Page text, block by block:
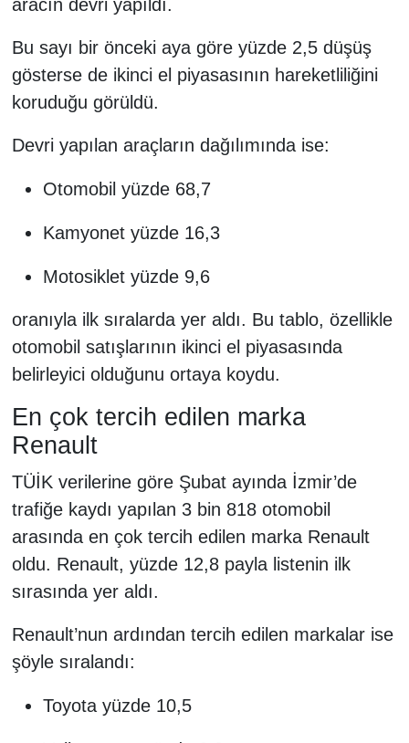
aracın devri yapıldı.
Bu sayı bir önceki aya göre yüzde 2,5 düşüş
gösterse de ikinci el piyasasının hareketliliğini
koruduğu görüldü.
Devri yapılan araçların dağılımında ise:
Otomobil yüzde 68,7
Kamyonet yüzde 16,3
Motosiklet yüzde 9,6
oranıyla ilk sıralarda yer aldı. Bu tablo, özellikle
otomobil satışlarının ikinci el piyasasında
belirleyici olduğunu ortaya koydu.
En çok tercih edilen marka
Renault
TÜİK verilerine göre Şubat ayında İzmir’de
trafiğe kaydı yapılan 3 bin 818 otomobil
arasında en çok tercih edilen marka Renault
oldu. Renault, yüzde 12,8 payla listenin ilk
sırasında yer aldı.
Renault’nun ardından tercih edilen markalar ise
şöyle sıralandı:
Toyota yüzde 10,5